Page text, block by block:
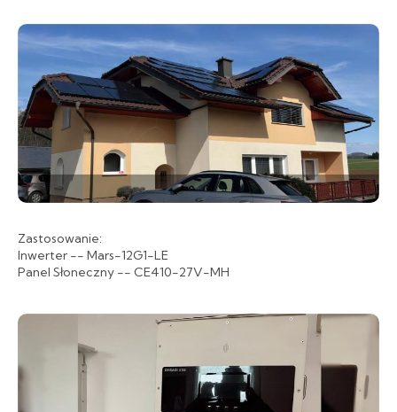
Zastosowanie:
Inwerter -- Mars-12G1-LE
Panel Słoneczny -- CE410-27V-MH